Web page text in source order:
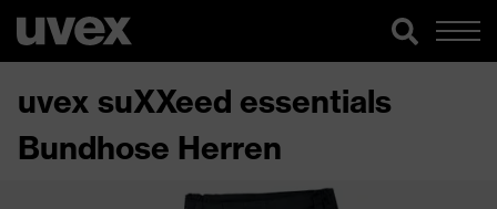
uvex suXXeed essentials
Bundhose Herren